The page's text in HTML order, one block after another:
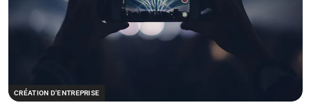
CRÉATION D'ENTREPRISE